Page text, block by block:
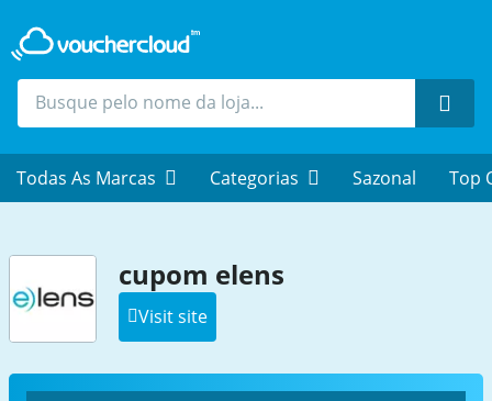
Todas As Marcas Categorias Sazonal Top
cupom elens
Visit site